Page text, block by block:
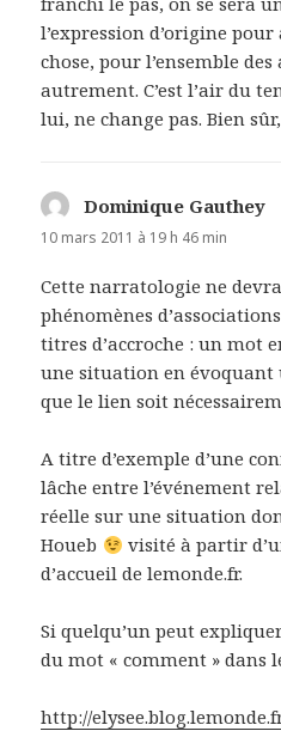
l’expression d’origine
chose, pour l’ensemble
autrement. C’est l’air du
lui, ne change pas. Bien
Dominique Gauthey
10 mars 2011 à 19 h 46 min
Cette narratologie ne
phénomènes
titres d’accroche : un mot
une situation en évoquant
que le lien soit
A titre d’exemple d’une
lâche entre l’événement
réelle sur une situation
Houeb
visité à partir
d’accueil de lemonde.fr.
Si quelqu’un peut
du mot « comment » dans
http://